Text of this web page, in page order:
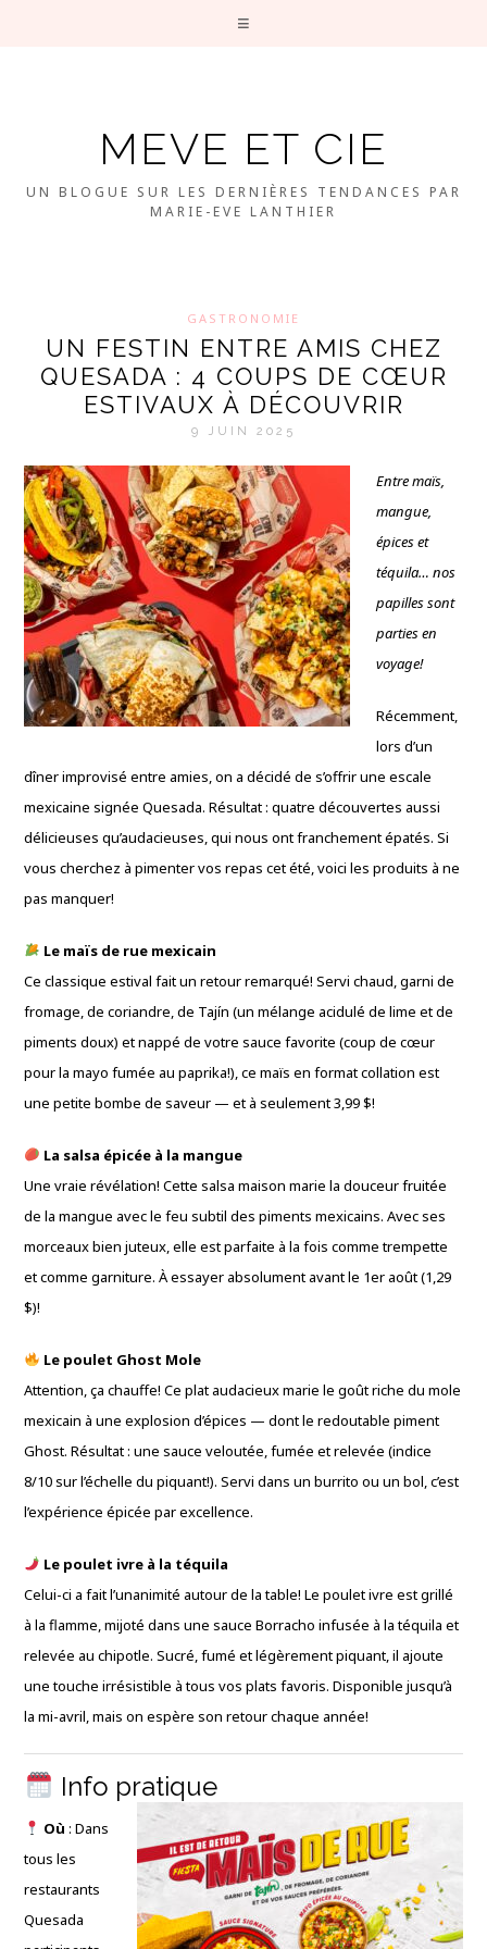
MEVE ET CIE
UN BLOGUE SUR LES DERNIÈRES TENDANCES PAR
MARIE-EVE LANTHIER
GASTRONOMIE
UN FESTIN ENTRE AMIS CHEZ
QUESADA : 4 COUPS DE CŒUR
ESTIVAUX À DÉCOUVRIR
9 JUIN 2025
Entre maïs,
mangue,
épices et
téquila… nos
papilles sont
parties en
voyage!
Récemment,
lors d’un
dîner improvisé entre amies, on a décidé de s’offrir une escale
mexicaine signée Quesada. Résultat : quatre découvertes aussi
délicieuses qu’audacieuses, qui nous ont franchement épatés. Si
vous cherchez à pimenter vos repas cet été, voici les produits à ne
pas manquer!
Le maïs de rue mexicain
Ce classique estival fait un retour remarqué! Servi chaud, garni de
fromage, de coriandre, de Tajín (un mélange acidulé de lime et de
piments doux) et nappé de votre sauce favorite (coup de cœur
pour la mayo fumée au paprika!), ce maïs en format collation est
une petite bombe de saveur — et à seulement 3,99 $!
La salsa épicée à la mangue
Une vraie révélation! Cette salsa maison marie la douceur fruitée
de la mangue avec le feu subtil des piments mexicains. Avec ses
morceaux bien juteux, elle est parfaite à la fois comme trempette
et comme garniture. À essayer absolument avant le 1er août (1,29
$)!
Le poulet Ghost Mole
Attention, ça chauffe! Ce plat audacieux marie le goût riche du mole
mexicain à une explosion d’épices — dont le redoutable piment
Ghost. Résultat : une sauce veloutée, fumée et relevée (indice
8/10 sur l’échelle du piquant!). Servi dans un burrito ou un bol, c’est
l’expérience épicée par excellence.
Le poulet ivre à la téquila
Celui-ci a fait l’unanimité autour de la table! Le poulet ivre est grillé
à la flamme, mijoté dans une sauce Borracho infusée à la téquila et
relevée au chipotle. Sucré, fumé et légèrement piquant, il ajoute
une touche irrésistible à tous vos plats favoris. Disponible jusqu’à
la mi-avril, mais on espère son retour chaque année!
Info pratique
Où : Dans
tous les
restaurants
Quesada